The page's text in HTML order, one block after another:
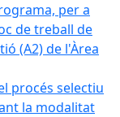
per a
de treball de
(A2) de l'Àrea
procés selectiu
la modalitat